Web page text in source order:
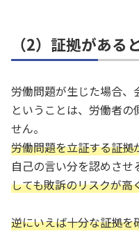
（2）証拠がある
労働問題が生じた場合、
ということは、労働者
せん。
労働問題を立証する証拠
自己の言い分を認めさせ
しても敗訴のリスクが高
逆にいえば十分な証拠